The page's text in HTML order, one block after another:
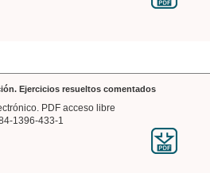
Ejercicios resueltos comentados
PDF acceso libre
1396-433-1